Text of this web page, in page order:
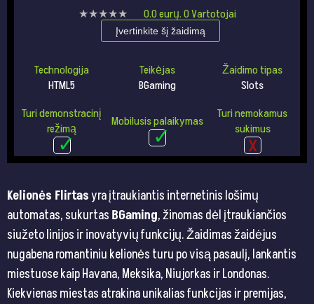
★★★★★
★★★★★ 0.0eurų.0Vartotojai
Įvertinkite šį žaidimą
Technologija
HTML5
Teikėjas
BGaming
Žaidimo tipas
Slots
Turi demonstracinį
režimą
Mobilusis palaikymas
Turi nemokamus
sukimus
Kelionės Flirtasyra įtraukiantis internetinis lošimų
automatas, sukurtas BGaming, žinomas dėl įtraukiančios
siužeto linijos ir inovatyvių funkcijų. Žaidimas žaidėjus
nugabena romantiniu kelionės turu po visą pasaulį, lankantis
miestuose kaip Havana, Meksika, Niujorkas ir Londonas.
Kiekvienas miestas atrakina unikalias funkcijas ir premijas,